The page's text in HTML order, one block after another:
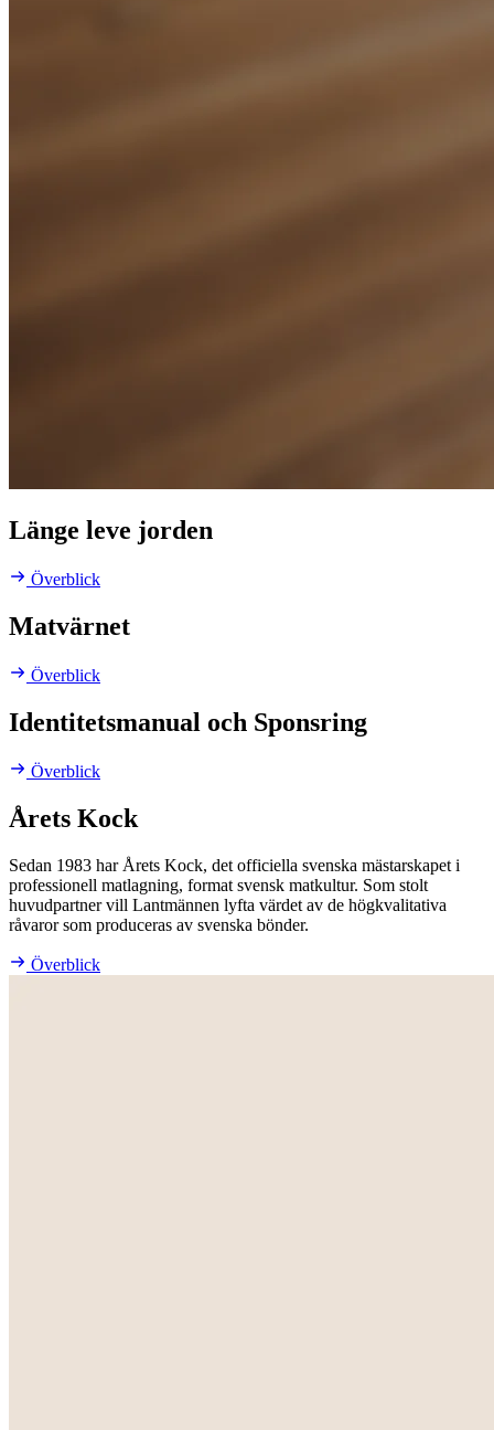
Länge leve jorden
Överblick
Matvärnet
Överblick
Identitetsmanual och Sponsring
Överblick
Årets Kock
Sedan 1983 har Årets Kock, det officiella svenska mästarskapet i
professionell matlagning, format svensk matkultur. Som stolt
huvudpartner vill Lantmännen lyfta värdet av de högkvalitativa
råvaror som produceras av svenska bönder.
Överblick